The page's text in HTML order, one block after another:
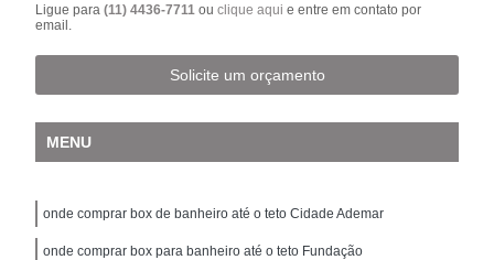
Ligue para(11) 4436-7711ouclique aqui e entre em contato por
email.
Solicite um orçamento
MENU
onde comprar box de banheiro até o teto Cidade Ademar
onde comprar box para banheiro até o teto Fundação